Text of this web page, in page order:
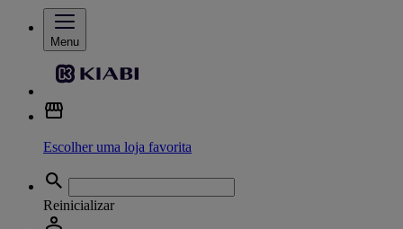
Menu
Escolher uma loja favorita
Reinicializar